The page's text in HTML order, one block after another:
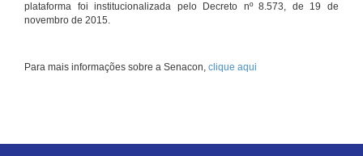
plataforma foi institucionalizada pelo Decreto nº 8.573, de 19 de
novembro de 2015.
Para mais informações sobre a Senacon, clique aqui